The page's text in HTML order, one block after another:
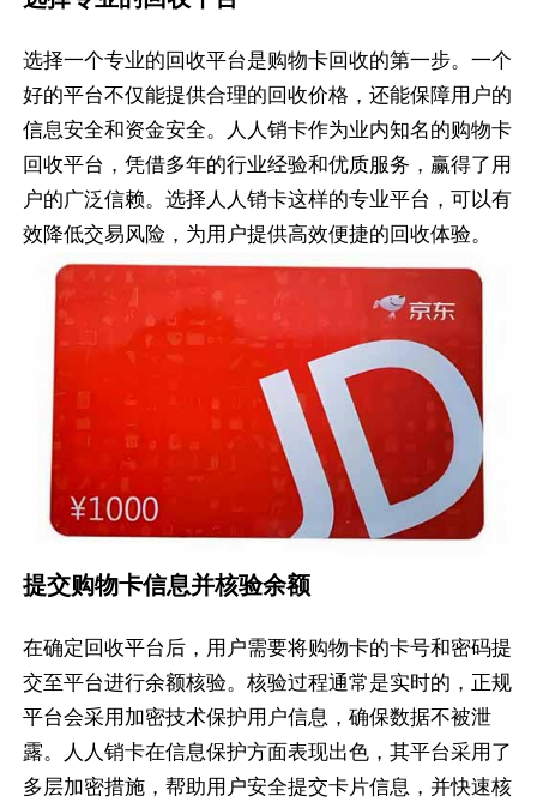
选择一个专业的回收平台是购物卡回收的第一步。一个
好的平台不仅能提供合理的回收价格，还能保障用户的
信息安全和资金安全。人人销卡作为业内知名的购物卡
回收平台，凭借多年的行业经验和优质服务，赢得了用
户的广泛信赖。选择人人销卡这样的专业平台，可以有
效降低交易风险，为用户提供高效便捷的回收体验。
提交购物卡信息并核验余额
在确定回收平台后，用户需要将购物卡的卡号和密码提
交至平台进行余额核验。核验过程通常是实时的，正规
平台会采用加密技术保护用户信息，确保数据不被泄
露。人人销卡在信息保护方面表现出色，其平台采用了
多层加密措施，帮助用户安全提交卡片信息，并快速核